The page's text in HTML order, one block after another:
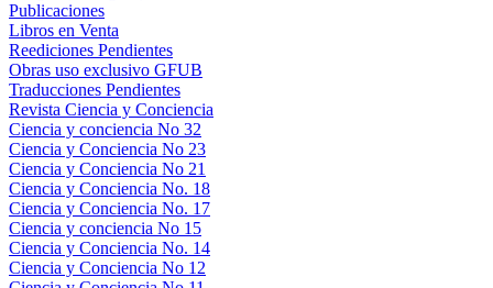
Publicaciones
Libros en Venta
Reediciones Pendientes
Obras uso exclusivo GFUB
Traducciones Pendientes
Revista Ciencia y Conciencia
Ciencia y conciencia No 32
Ciencia y Conciencia No 23
Ciencia y Conciencia No 21
Ciencia y Conciencia No. 18
Ciencia y Conciencia No. 17
Ciencia y conciencia No 15
Ciencia y Conciencia No. 14
Ciencia y Conciencia No 12